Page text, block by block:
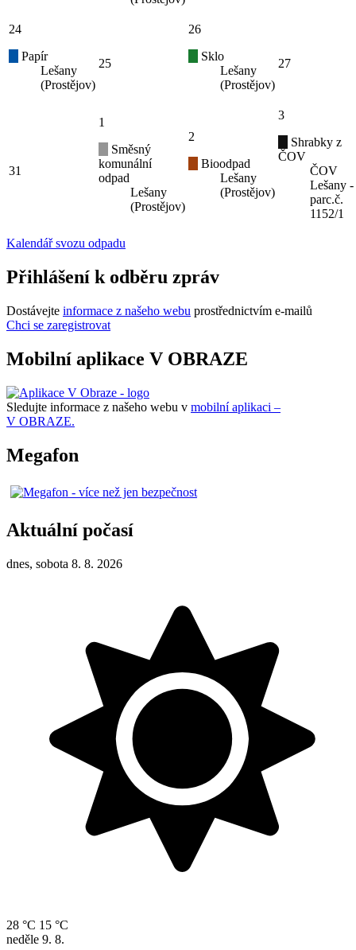
24
Papír
Lešany
(Prostějov)
25
26
Sklo
Lešany
(Prostějov)
27
31
1
Směsný
komunální
odpad
Lešany
(Prostějov)
2
Bioodpad
Lešany
(Prostějov)
3
Shrabky z
ČOV
ČOV
Lešany -
parc.č.
1152/1
Kalendář svozu odpadu
Přihlášení k odběru zpráv
Dostávejte informace z našeho webu prostřednictvím e-mailů
Chci se zaregistrovat
Mobilní aplikace V OBRAZE
Sledujte informace z našeho webu v mobilní aplikaci –
V OBRAZE.
Megafon
Aktuální počasí
dnes, sobota 8. 8. 2026
28 °C 15 °C
neděle 9. 8.